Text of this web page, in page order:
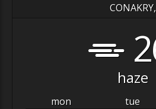
CONAKRY,
haze
mon tue